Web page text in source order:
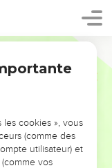
!
ÉVITER LES
cookies », vous
(comme des
utilisateur) et
vos